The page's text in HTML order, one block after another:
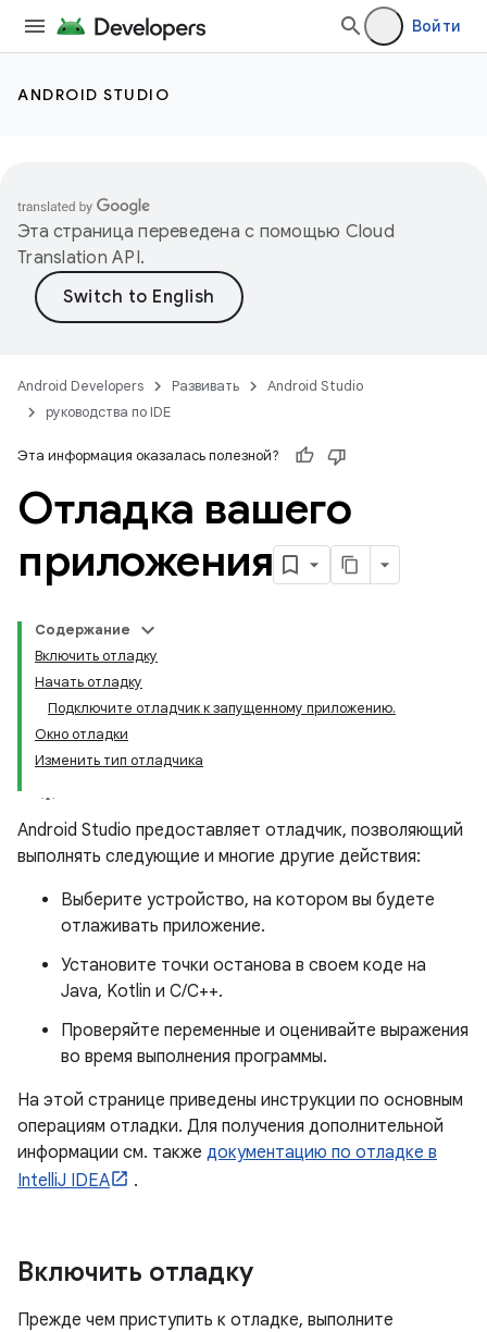
Войти
ANDROID STUDIO
Эта страница переведена с помощью Cloud
Translation API.
Android Developers Развивать
Android Studio
руководства по IDE
Эта информация оказалась полезной?
Отладка вашего
приложения
Содержание
Включить отладку
Начать отладку
Подключите отладчик к запущенному приложению.
Окно отладки
Изменить тип отладчика
Android Studio предоставляет отладчик, позволяющий
выполнять следующие и многие другие действия:
Выберите устройство, на котором вы будете
отлаживать приложение.
Установите точки останова в своем коде на
Java, Kotlin и C/C++.
Проверяйте переменные и оценивайте выражения
во время выполнения программы.
На этой странице приведены инструкции по основным
операциям отладки. Для получения дополнительной
информации см. также документацию по отладке в
IntelliJ IDEA
.
Включить отладку
Прежде чем приступить к отладке, выполните